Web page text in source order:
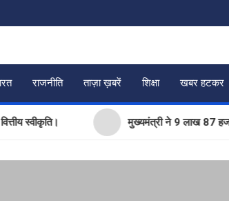
राजनीति ताज़ा ख़बरें शिक्षा खबर हटकर
मुख्यमंत्री ने 9 लाख 87 हजार17